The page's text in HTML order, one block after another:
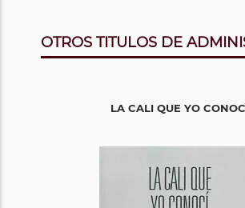
OTROS TITULOS DE
LA CALI QUE YO